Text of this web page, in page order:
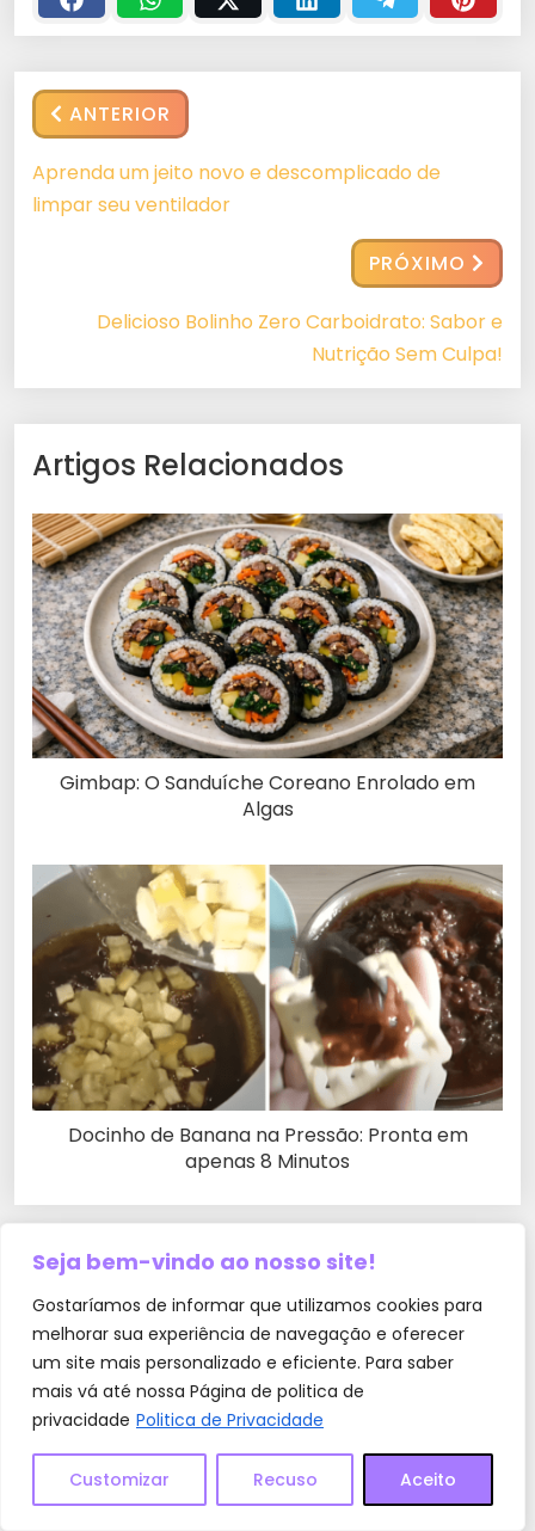
Seja bem-vindo ao nosso site!
Gostaríamos de informar que utilizamos cookies para
melhorar sua experiência de navegação e oferecer
um site mais personalizado e eficiente. Para saber
mais vá até nossa Página de politica de
privacidade Politica de Privacidade
Customizar Recuso Aceito
ANTERIOR
Aprenda um jeito novo e descomplicado de
limpar seu ventilador
PRÓXIMO
Delicioso Bolinho Zero Carboidrato: Sabor e
Nutrição Sem Culpa!
Artigos Relacionados
Gimbap: O Sanduíche Coreano Enrolado em
Algas
Docinho de Banana na Pressão: Pronta em
apenas 8 Minutos
0 Comentários
Deixe um comentário
O seu endereço de e-mail não será publicado.
Campos obrigatórios são marcados com
Comentário*